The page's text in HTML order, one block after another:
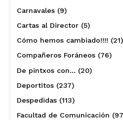
Carnavales(9)
Cartas al Director(5)
Cómo hemos cambiado!!!! (21)
Compañeros Foráneos(76)
De pintxos con… (20)
Deportitos(237)
Despedidas(113)
Facultad de Comunicación